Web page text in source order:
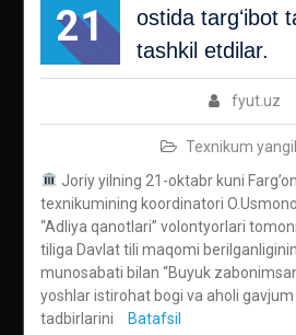
21
ostida targʻibot
tashkil etdilar.
fyut.uz
Texnikum
Joriy yilning 21-oktabr kuni
texnikumining koordinatori
“Adliya qanotlari” volontyorlari
tiliga Davlat tili maqomi
munosabati bilan “Buyuk
yoshlar istirohat bogi va aholi
tadbirlarini
Batafsil